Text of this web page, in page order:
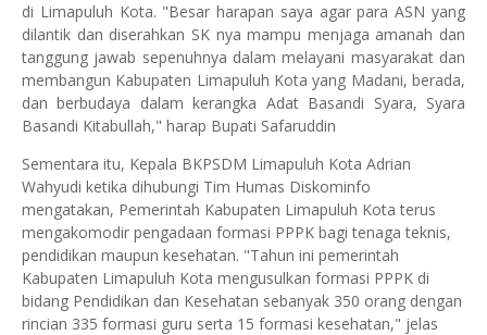
di Limapuluh Kota. "Besar harapan saya agar para ASN yang
dilantik dan diserahkan SK nya mampu menjaga amanah dan
tanggung jawab sepenuhnya dalam melayani masyarakat dan
membangun Kabupaten Limapuluh Kota yang Madani, berada,
dan berbudaya dalam kerangka Adat Basandi Syara, Syara
Basandi Kitabullah," harap Bupati Safaruddin
Sementara itu, Kepala BKPSDM Limapuluh Kota Adrian
Wahyudi ketika dihubungi Tim Humas Diskominfo
mengatakan, Pemerintah Kabupaten Limapuluh Kota terus
mengakomodir pengadaan formasi PPPK bagi tenaga teknis,
pendidikan maupun kesehatan. "Tahun ini pemerintah
Kabupaten Limapuluh Kota mengusulkan formasi PPPK di
bidang Pendidikan dan Kesehatan sebanyak 350 orang dengan
rincian 335 formasi guru serta 15 formasi kesehatan," jelas